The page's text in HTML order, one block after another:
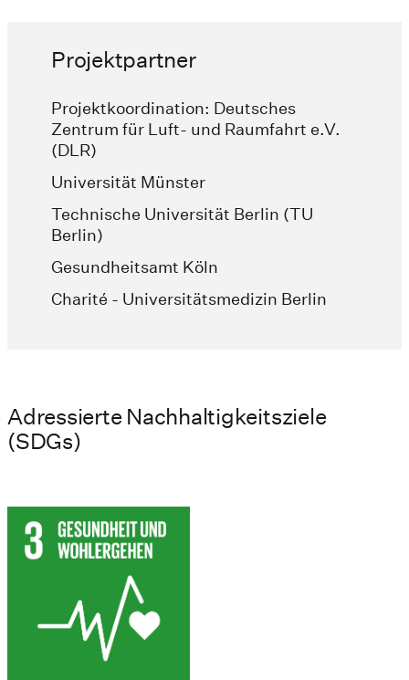
Projektpartner
Projektkoordination: Deutsches
Zentrum für Luft- und Raumfahrt e.V.
(DLR)
Universität Münster
Technische Universität Berlin (TU
Berlin)
Gesundheitsamt Köln
Charité - Universitätsmedizin Berlin
Adressierte Nachhaltigkeitsziele
(SDGs)